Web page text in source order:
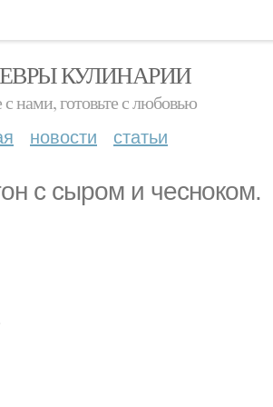
КУЛИНАРИИ
с нами, готовьте с любовью
новости статьи
с сыром и чесноком.